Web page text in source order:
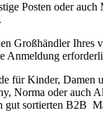
Posten oder auch
Großhändler Ihres
Anmeldung
für Kinder, Damen
Norma oder auch
gut sortierten B2B